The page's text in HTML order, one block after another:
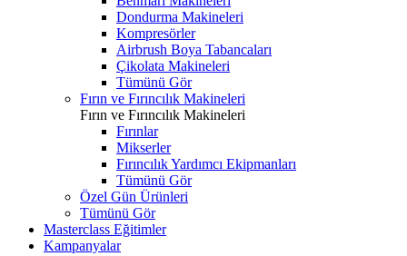
Dondurma Makineleri
Kompresörler
Airbrush Boya Tabancaları
Çikolata Makineleri
Tümünü Gör
Fırın ve Fırıncılık Makineleri
Fırın ve Fırıncılık Makineleri
Fırınlar
Mikserler
Fırıncılık Yardımcı Ekipmanları
Tümünü Gör
Özel Gün Ürünleri
Tümünü Gör
Masterclass Eğitimler
Kampanyalar